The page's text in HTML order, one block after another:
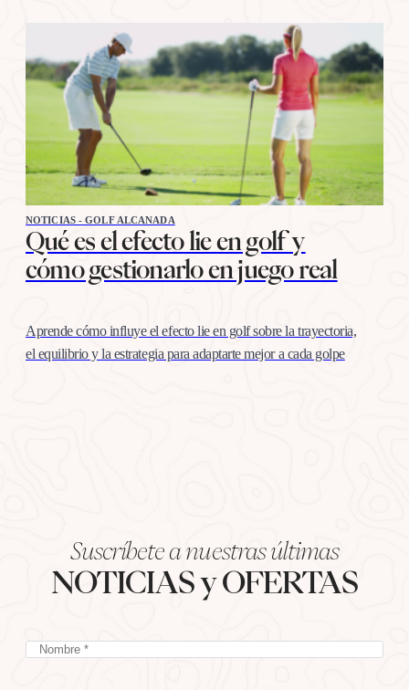
NOTICIAS - GOLF ALCANADA
Qué es el efecto lie en golf y
cómo gestionarlo en juego real
Aprende cómo influye el efecto lie en golf sobre la trayectoria,
el equilibrio y la estrategia para adaptarte mejor a cada golpe
Suscríbete a nuestras últimas
NOTICIAS y OFERTAS